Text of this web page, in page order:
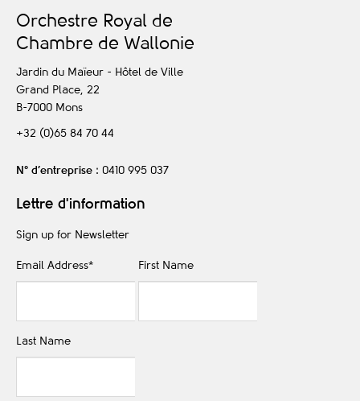
Orchestre Royal de
Chambre de Wallonie
Jardin du Maïeur - Hôtel de Ville
Grand Place, 22
B-7000 Mons
+32 (0)65 84 70 44
N° d’entreprise : 0410 995 037
Lettre d'information
Sign up for Newsletter
Email Address* First Name
Last Name